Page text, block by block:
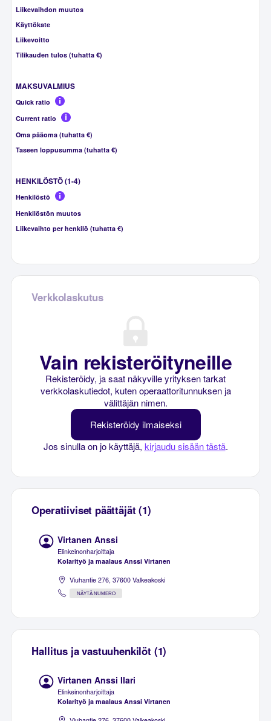
Liikevaihdon muutos
Käyttökate
Liikevoitto
Tilikauden tulos (tuhatta €)
MAKSUVALMIUS
Quick ratio
Current ratio
Oma pääoma (tuhatta €)
Taseen loppusumma (tuhatta €)
HENKILÖSTÖ (1-4)
Henkilöstö
Henkilöstön muutos
Liikevaihto per henkilö (tuhatta €)
Verkkolaskutus
Vain rekisteröityneille
Rekisteröidy, ja saat näkyville yrityksen tarkat
verkkolaskutiedot, kuten operaattoritunnuksen ja
välittäjän nimen.
Rekisteröidy ilmaiseksi
Jos sinulla on jo käyttäjä, kirjaudu sisään tästä.
Operatiiviset päättäjät (1)
Virtanen Anssi
Elinkeinonharjoittaja
Kolarityö ja maalaus Anssi Virtanen
Viuhantie 276, 37600 Valkeakoski
NÄYTÄ NUMERO
Hallitus ja vastuuhenkilöt (1)
Virtanen Anssi Ilari
Elinkeinonharjoittaja
Kolarityö ja maalaus Anssi Virtanen